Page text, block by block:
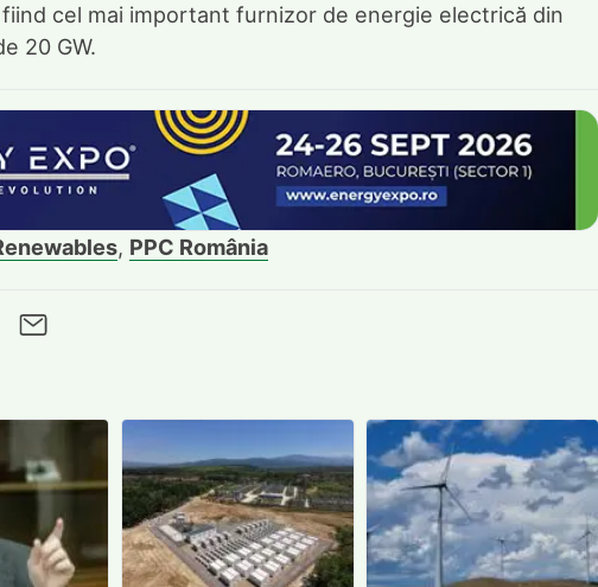
fiind cel mai important furnizor de energie electrică din
20 GW.
, PPC România
Twitter
pe LinkedIn
pe Pinterest
Trimite prin whatsapp